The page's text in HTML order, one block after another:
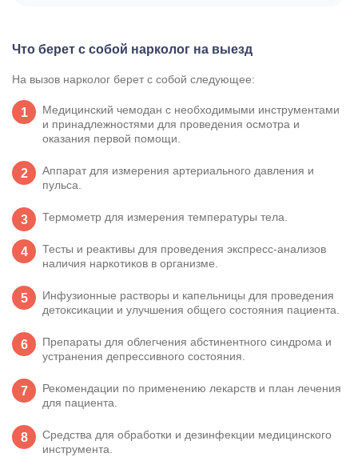
Что берет с собой нарколог на выезд
На вызов нарколог берет с собой следующее:
Медицинский чемодан с необходимыми инструментами
и принадлежностями для проведения осмотра и
оказания первой помощи.
Аппарат для измерения артериального давления и
пульса.
Термометр для измерения температуры тела.
Тесты и реактивы для проведения экспресс-анализов
наличия наркотиков в организме.
Инфузионные растворы и капельницы для проведения
детоксикации и улучшения общего состояния пациента.
Препараты для облегчения абстинентного синдрома и
устранения депрессивного состояния.
Рекомендации по применению лекарств и план лечения
для пациента.
Средства для обработки и дезинфекции медицинского
инструмента.